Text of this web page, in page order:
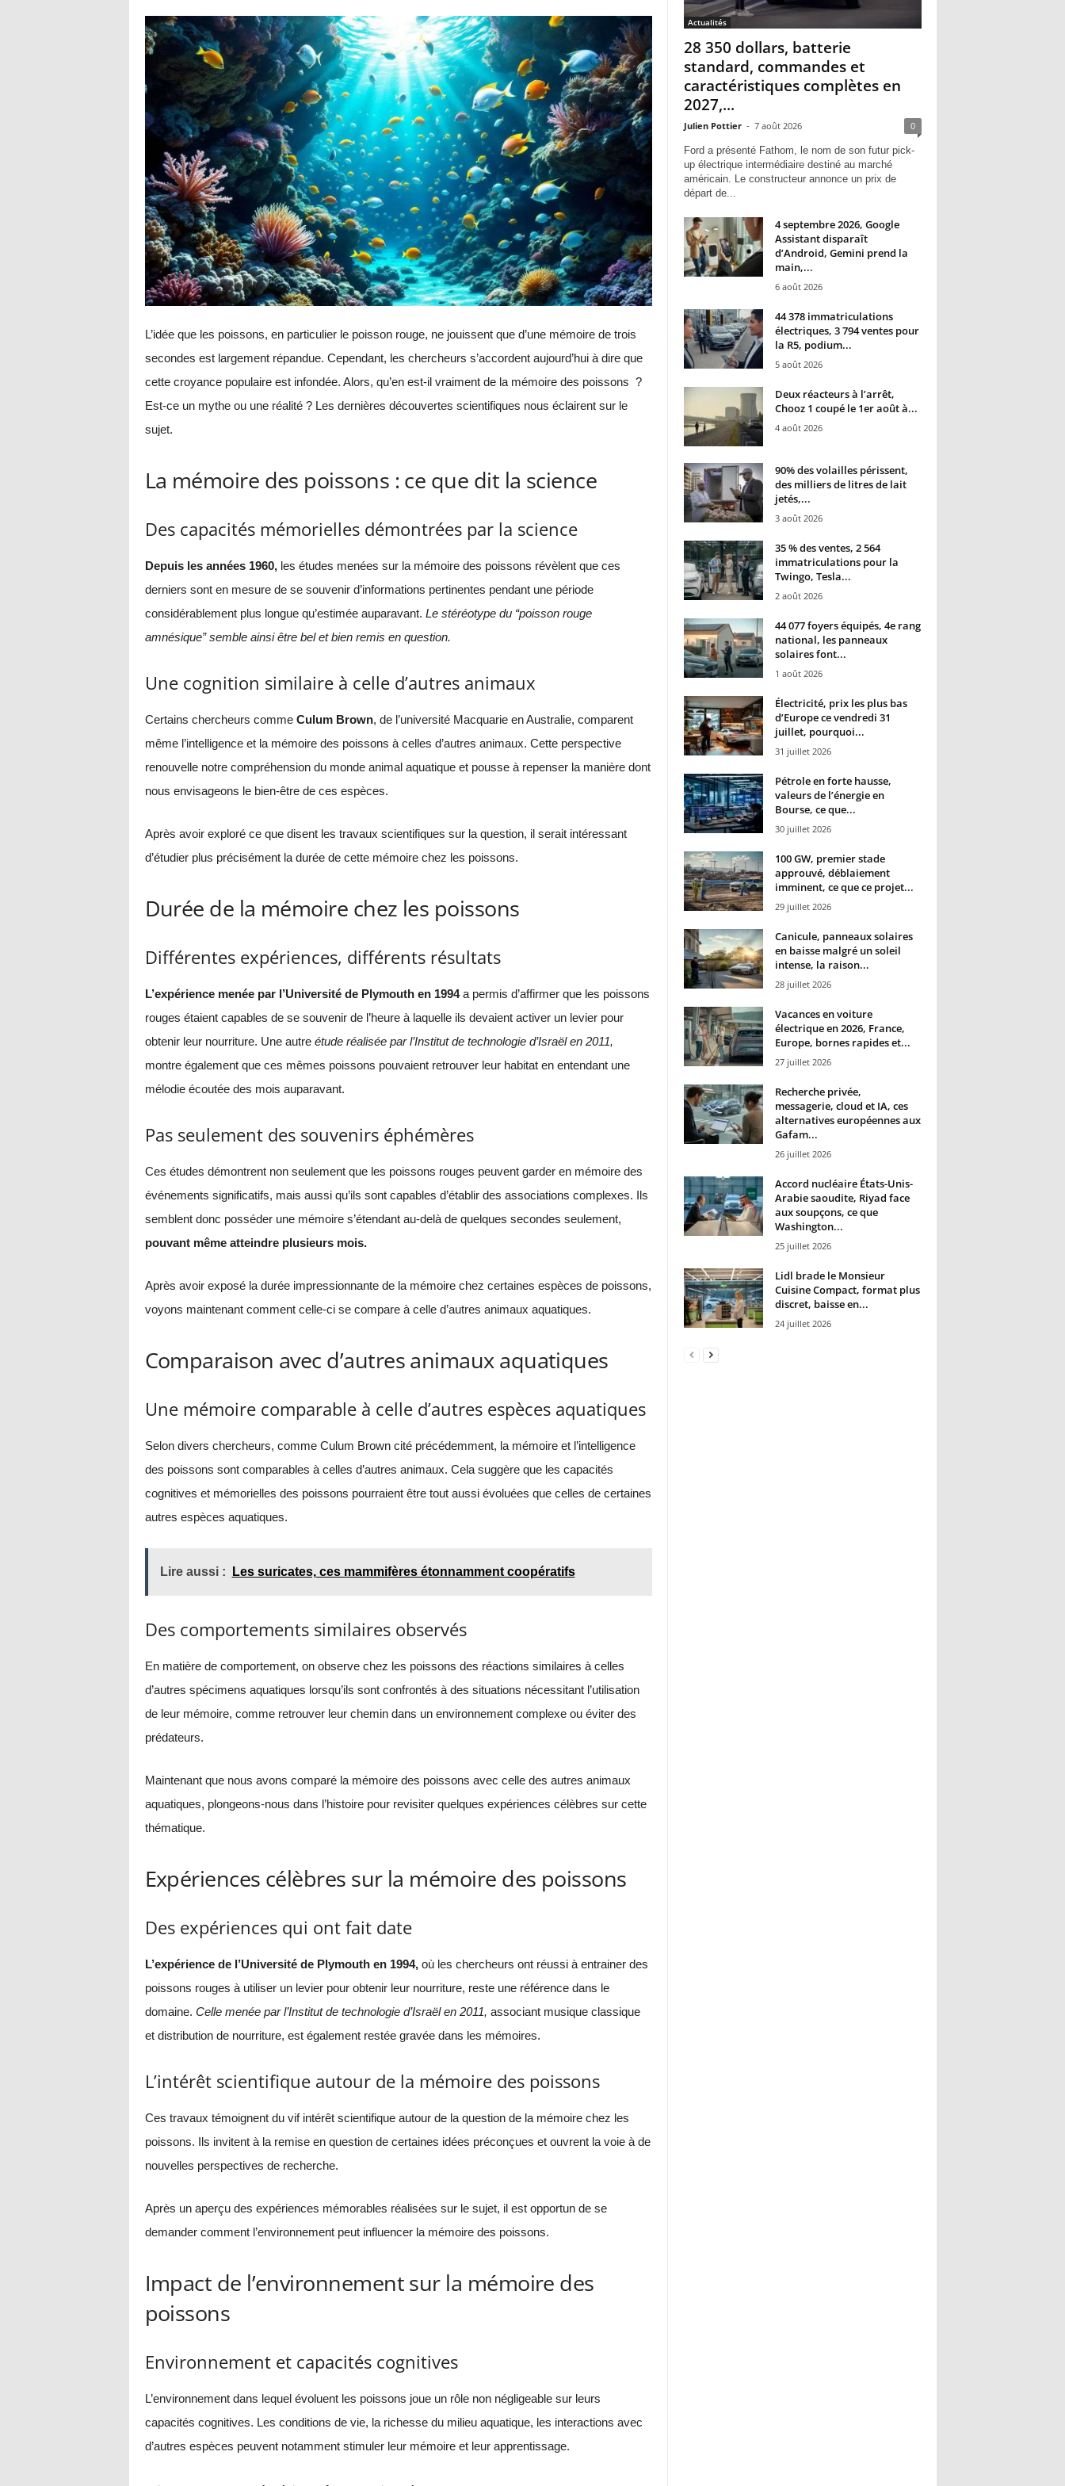
L’idée que les poissons, en particulier le poisson rouge, ne jouissent que d’une mémoire de trois
secondes est largement répandue. Cependant, les chercheurs s’accordent aujourd’hui à dire que
cette croyance populaire est infondée. Alors, qu’en est-il vraiment de la mémoire des poissons ?
Est-ce un mythe ou une réalité ? Les dernières découvertes scientifiques nous éclairent sur le
sujet.
La mémoire des poissons : ce que dit la science
Des capacités mémorielles démontrées par la science
Depuis les années 1960,les études menées sur la mémoire des poissons révèlent que ces
derniers sont en mesure de se souvenir d’informations pertinentes pendant une période
considérablement plus longue qu’estimée auparavant. Le stéréotype du “poisson rouge
amnésique” semble ainsi être bel et bien remis en question.
Une cognition similaire à celle d’autres animaux
Certains chercheurs comme Culum Brown, de l’université Macquarie en Australie, comparent
même l’intelligence et la mémoire des poissons à celles d’autres animaux. Cette perspective
renouvelle notre compréhension du monde animal aquatique et pousse à repenser la manière dont
nous envisageons le bien-être de ces espèces.
Après avoir exploré ce que disent les travaux scientifiques sur la question, il serait intéressant
d’étudier plus précisément la durée de cette mémoire chez les poissons.
Durée de la mémoire chez les poissons
Différentes expériences, différents résultats
L’expérience menée par l’Université de Plymouth en 1994a permis d’affirmer que les poissons
rouges étaient capables de se souvenir de l’heure à laquelle ils devaient activer un levier pour
obtenir leur nourriture. Une autre étude réalisée par l’Institut de technologie d’Israël en 2011,
montre également que ces mêmes poissons pouvaient retrouver leur habitat en entendant une
mélodie écoutée des mois auparavant.
Pas seulement des souvenirs éphémères
Ces études démontrent non seulement que les poissons rouges peuvent garder en mémoire des
événements significatifs, mais aussi qu’ils sont capables d’établir des associations complexes. Ils
semblent donc posséder une mémoire s’étendant au-delà de quelques secondes seulement,
pouvant même atteindre plusieurs mois.
Après avoir exposé la durée impressionnante de la mémoire chez certaines espèces de poissons,
voyons maintenant comment celle-ci se compare à celle d’autres animaux aquatiques.
Comparaison avec d’autres animaux aquatiques
Une mémoire comparable à celle d’autres espèces aquatiques
Selon divers chercheurs, comme Culum Brown cité précédemment, la mémoire et l’intelligence
des poissons sont comparables à celles d’autres animaux. Cela suggère que les capacités
cognitives et mémorielles des poissons pourraient être tout aussi évoluées que celles de certaines
autres espèces aquatiques.
Lire aussi : Les suricates, ces mammifères étonnamment coopératifs
Des comportements similaires observés
En matière de comportement, on observe chez les poissons des réactions similaires à celles
d’autres spécimens aquatiques lorsqu’ils sont confrontés à des situations nécessitant l’utilisation
de leur mémoire, comme retrouver leur chemin dans un environnement complexe ou éviter des
prédateurs.
Maintenant que nous avons comparé la mémoire des poissons avec celle des autres animaux
aquatiques, plongeons-nous dans l’histoire pour revisiter quelques expériences célèbres sur cette
thématique.
Expériences célèbres sur la mémoire des poissons
Des expériences qui ont fait date
L’expérience de l’Université de Plymouth en 1994,où les chercheurs ont réussi à entrainer des
poissons rouges à utiliser un levier pour obtenir leur nourriture, reste une référence dans le
domaine. Celle menée par l’Institut de technologie d’Israël en 2011, associant musique classique
et distribution de nourriture, est également restée gravée dans les mémoires.
L’intérêt scientifique autour de la mémoire des poissons
Ces travaux témoignent du vif intérêt scientifique autour de la question de la mémoire chez les
poissons. Ils invitent à la remise en question de certaines idées préconçues et ouvrent la voie à de
nouvelles perspectives de recherche.
Après un aperçu des expériences mémorables réalisées sur le sujet, il est opportun de se
demander comment l’environnement peut influencer la mémoire des poissons.
Impact de l’environnement sur la mémoire des
poissons
Environnement et capacités cognitives
L’environnement dans lequel évoluent les poissons joue un rôle non négligeable sur leurs
capacités cognitives. Les conditions de vie, la richesse du milieu aquatique, les interactions avec
d’autres espèces peuvent notamment stimuler leur mémoire et leur apprentissage.
Actualités
28 350 dollars, batterie
standard, commandes et
caractéristiques complètes en
2027,...
Julien Pottier - 7 août 2026 0
Ford a présenté Fathom, le nom de son futur pick-
up électrique intermédiaire destiné au marché
américain. Le constructeur annonce un prix de
départ de...
4 septembre 2026, Google
Assistant disparaît
d’Android, Gemini prend la
main,...
6 août 2026
44 378 immatriculations
électriques, 3 794 ventes pour
la R5, podium...
5 août 2026
Deux réacteurs à l’arrêt,
Chooz 1 coupé le 1er août à...
4 août 2026
90% des volailles périssent,
des milliers de litres de lait
jetés,...
3 août 2026
35 % des ventes, 2 564
immatriculations pour la
Twingo, Tesla...
2 août 2026
44 077 foyers équipés, 4e rang
national, les panneaux
solaires font...
1 août 2026
Électricité, prix les plus bas
d’Europe ce vendredi 31
juillet, pourquoi...
31 juillet 2026
Pétrole en forte hausse,
valeurs de l’énergie en
Bourse, ce que...
30 juillet 2026
100 GW, premier stade
approuvé, déblaiement
imminent, ce que ce projet...
29 juillet 2026
Canicule, panneaux solaires
en baisse malgré un soleil
intense, la raison...
28 juillet 2026
Vacances en voiture
électrique en 2026, France,
Europe, bornes rapides et...
27 juillet 2026
Recherche privée,
messagerie, cloud et IA, ces
alternatives européennes aux
Gafam...
26 juillet 2026
Accord nucléaire États-Unis-
Arabie saoudite, Riyad face
aux soupçons, ce que
Washington...
25 juillet 2026
Lidl brade le Monsieur
Cuisine Compact, format plus
discret, baisse en...
24 juillet 2026